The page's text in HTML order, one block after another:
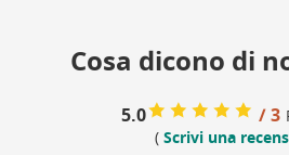
Cosa dicono di
5.0 / 3
( Scrivi una